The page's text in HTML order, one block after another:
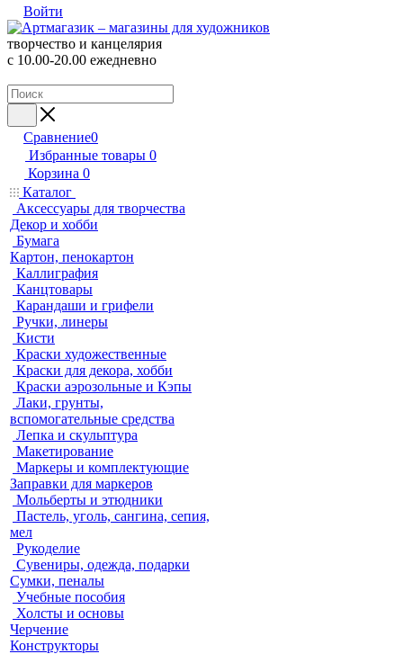
Войти
творчество и канцелярия
с 10.00-20.00 ежедневно
Сравнение0
Избранные товары 0
Корзина 0
Каталог
Аксессуары для творчества
Декор и хобби
Бумага
Картон, пенокартон
Каллиграфия
Канцтовары
Карандаши и грифели
Ручки, линеры
Кисти
Краски художественные
Краски для декора, хобби
Краски аэрозольные и Кэпы
Лаки, грунты,
вспомогательные средства
Лепка и скульптура
Макетирование
Маркеры и комплектующие
Заправки для маркеров
Мольберты и этюдники
Пастель, уголь, сангина, сепия,
мел
Рукоделие
Сувениры, одежда, подарки
Сумки, пеналы
Учебные пособия
Холсты и основы
Черчение
Конструкторы